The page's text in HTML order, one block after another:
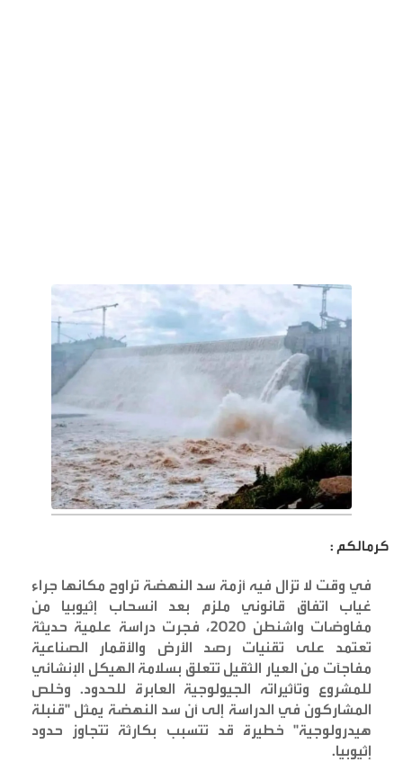
كرمالكم :
في وقت لا تزال فيه أزمة سد النهضة تراوح مكانها جراء
غياب اتفاق قانوني ملزم بعد انسحاب إثيوبيا من
مفاوضات واشنطن 2020، فجرت دراسة علمية حديثة
تعتمد على تقنيات رصد الأرض والأقمار الصناعية
مفاجآت من العيار الثقيل تتعلق بسلامة الهيكل الإنشائي
للمشروع وتأثيراته الجيولوجية العابرة للحدود. وخلص
المشاركون في الدراسة إلى أن سد النهضة يمثل "قنبلة
هيدرولوجية" خطيرة قد تتسبب بكارثة تتجاوز حدود
إثيوبيا.